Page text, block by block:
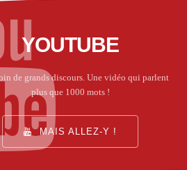
YOUTUBE
de grands discours. Une vidéo qui parlent
plus que 1000 mots !
MAIS ALLEZ-Y !